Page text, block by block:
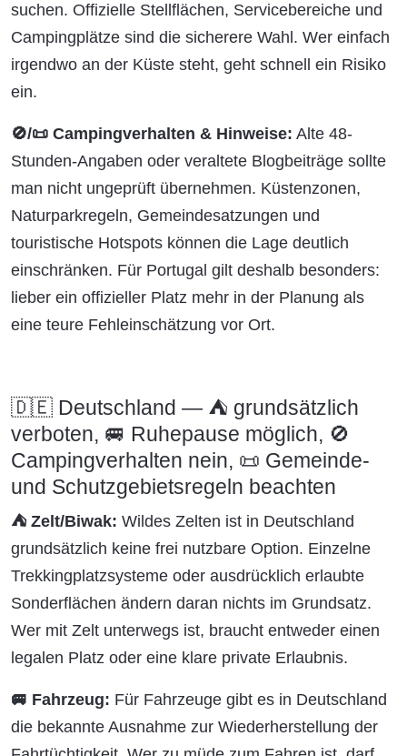
suchen. Offizielle Stellflächen, Servicebereiche und
Campingplätze sind die sicherere Wahl. Wer einfach
irgendwo an der Küste steht, geht schnell ein Risiko
ein.
🚫/📜 Campingverhalten & Hinweise: Alte 48-
Stunden-Angaben oder veraltete Blogbeiträge sollte
man nicht ungeprüft übernehmen. Küstenzonen,
Naturparkregeln, Gemeindesatzungen und
touristische Hotspots können die Lage deutlich
einschränken. Für Portugal gilt deshalb besonders:
lieber ein offizieller Platz mehr in der Planung als
eine teure Fehleinschätzung vor Ort.
🇩🇪 Deutschland — ⛺ grundsätzlich
verboten, 🚐 Ruhepause möglich, 🚫
Campingverhalten nein, 📜 Gemeinde-
und Schutzgebietsregeln beachten
⛺ Zelt/Biwak: Wildes Zelten ist in Deutschland
grundsätzlich keine frei nutzbare Option. Einzelne
Trekkingplatzsysteme oder ausdrücklich erlaubte
Sonderflächen ändern daran nichts im Grundsatz.
Wer mit Zelt unterwegs ist, braucht entweder einen
legalen Platz oder eine klare private Erlaubnis.
🚐 Fahrzeug: Für Fahrzeuge gibt es in Deutschland
die bekannte Ausnahme zur Wiederherstellung der